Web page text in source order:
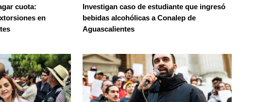
cuota:
en
Investigan caso de estudiante que ingresó
bebidas alcohólicas a Conalep de
Aguascalientes